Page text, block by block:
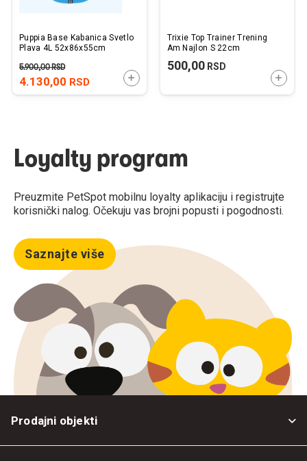
Puppia Base Kabanica Svetlo
Plava 4L 52x86x55cm
4.130,00 RSD
5.900,00RSD
DODAJTE U KORPU
Trixie Top Trainer Trening
Am Najlon S 22cm
500,00RSD
Loyalty program
Preuzmite PetSpot mobilnu loyalty aplikaciju i registrujte
korisnički nalog. Očekuju vas brojni popusti i pogodnosti.
Saznajte više
Prodajni objekti